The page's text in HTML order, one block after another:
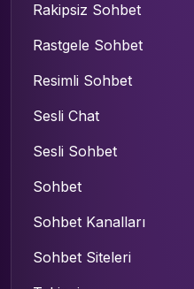
Rakipsiz Sohbet
Rastgele Sohbet
Resimli Sohbet
Sesli Chat
Sesli Sohbet
Sohbet
Sohbet Kanalları
Sohbet Siteleri